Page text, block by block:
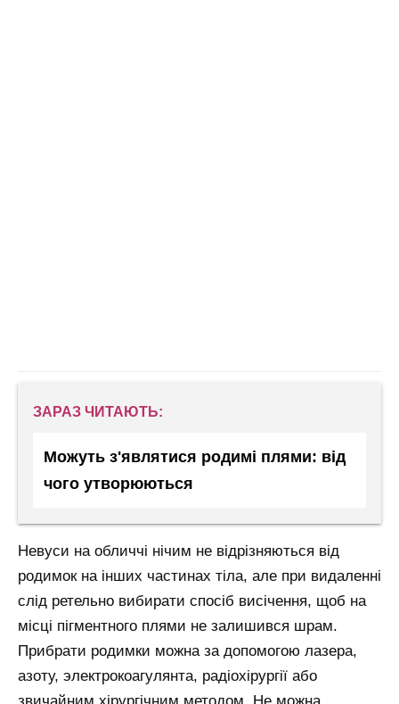
ЗАРАЗ ЧИТАЮТЬ:
Можуть з'являтися родимі плями: від
чого утворюються
Невуси на обличчі нічим не відрізняються від
родимок на інших частинах тіла, але при видаленні
слід ретельно вибирати спосіб висічення, щоб на
місці пігментного плями не залишився шрам.
Прибрати родимки можна за допомогою лазера,
азоту, электрокоагулянта, радіохірургії або